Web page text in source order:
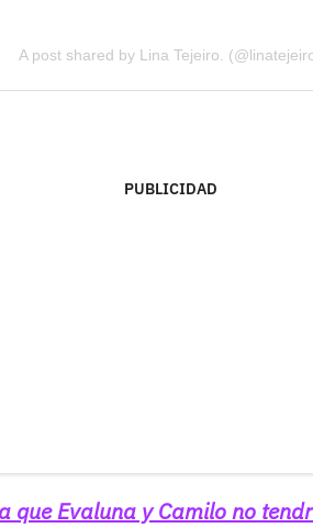
A post shared by Lina Tejeiro.
PUBLICIDAD
que Evaluna y Camilo no